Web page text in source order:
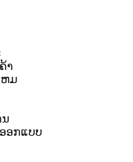
າ
ຫມ
ນ
ອກແບບ